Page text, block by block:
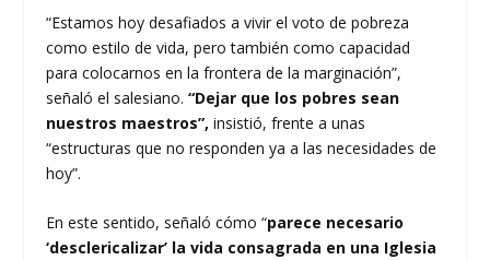
“Estamos hoy desafiados a vivir el voto de pobreza
como estilo de vida, pero también como capacidad
para colocarnos en la frontera de la marginación”,
señaló el salesiano.“Dejar que los pobres sean
nuestros maestros”, insistió, frente a unas
“estructuras que no responden ya a las necesidades de
hoy”.
En este sentido, señaló cómo “parece necesario
‘desclericalizar’ la vida consagrada en una Iglesia